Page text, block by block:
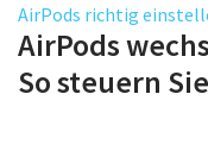
AirPods richtig
AirPods
So steuern